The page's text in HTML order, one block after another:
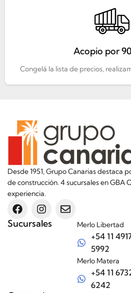
Acopio por
Congelá la lista de precios,
Desde 1951, Grupo Canarias destaca
de construcción. 4 sucursales en GBA
experiencia.
Sucursales Merlo Libertad
+54 11
5992
Merlo Matera
+54 11
6242